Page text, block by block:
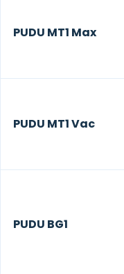
PUDU MT1 Max
PUDU MT1 Vac
PUDU BG1